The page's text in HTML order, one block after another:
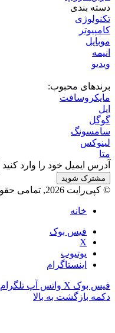
دسته بندی
تکنولوژی
کامپیوتر
موبایل
انیمه
ویدیو
برندهای محبوب:
مایکروسافت
اپل
گوگل
سامسونگ
لینوکس
متا
آدرس ایمیل خود را وارد کنید
© کپی‌رایت 2026, تمامی حقوق متعلق است به |
خانه
فیس بوک
X
یوتیوب
اینستاگرام
فیس بوک X واتس آپ تلگرام
دکمه بازگشت به بالا